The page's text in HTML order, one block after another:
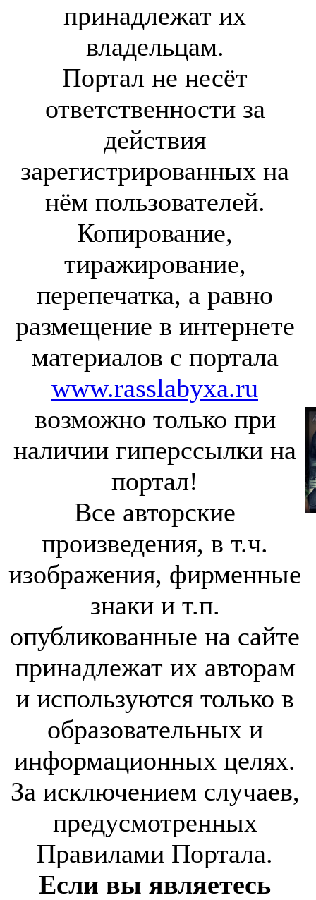
принадлежат их
владельцам.
Портал не несёт
ответственности за
действия
зарегистрированных на
нём пользователей.
Копирование,
тиражирование,
перепечатка, а равно
размещение в интернете
материалов с портала
www.rasslabyxa.ru
возможно только при
наличии гиперссылки на
портал!
Все авторские
произведения, в т.ч.
изображения, фирменные
знаки и т.п.
опубликованные на сайте
принадлежат их авторам
и используются только в
образовательных и
информационных целях.
За исключением случаев,
предусмотренных
Правилами Портала.
Если вы являетесь